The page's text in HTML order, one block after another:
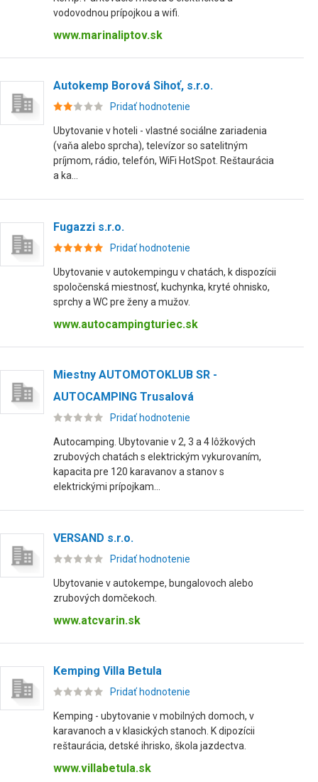
vodovodnou prípojkou a wifi.
www.marinaliptov.sk
Autokemp Borová Sihoť, s.r.o.
Pridať hodnotenie
Ubytovanie v hoteli - vlastné sociálne zariadenia
(vaňa alebo sprcha), televízor so satelitným
príjmom, rádio, telefón, WiFi HotSpot. Reštaurácia
a ka...
Fugazzi s.r.o.
Pridať hodnotenie
Ubytovanie v autokempingu v chatách, k dispozícii
spoločenská miestnosť, kuchynka, kryté ohnisko,
sprchy a WC pre ženy a mužov.
www.autocampingturiec.sk
Miestny AUTOMOTOKLUB SR -
AUTOCAMPING Trusalová
Pridať hodnotenie
Autocamping. Ubytovanie v 2, 3 a 4 lôžkových
zrubových chatách s elektrickým vykurovaním,
kapacita pre 120 karavanov a stanov s
elektrickými prípojkam...
VERSAND s.r.o.
Pridať hodnotenie
Ubytovanie v autokempe, bungalovoch alebo
zrubových domčekoch.
www.atcvarin.sk
Kemping Villa Betula
Pridať hodnotenie
Kemping - ubytovanie v mobilných domoch, v
karavanoch a v klasických stanoch. K dipozícii
reštaurácia, detské ihrisko, škola jazdectva.
www.villabetula.sk